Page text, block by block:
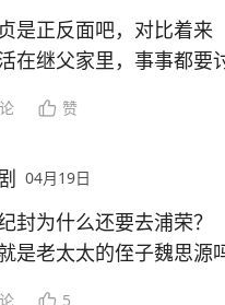
灵光做了个兴趣班打卡
；还有个女生做了个康
菜谱推荐器，每天随机
觉得是小打小闹，没想
有好多人在做各种有趣
还有做小游戏的，玩着
是正反面吧，对比着来
在继父家里，事事都要
教育，就要争要抢，要
每次跟许蜜语说：你的
场淘汰了。
赞
04月19日
封为什么还要去浦荣？
是老太太的侄子魏思源
5